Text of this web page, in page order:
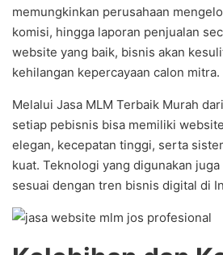
memungkinkan perusahaan
komisi, hingga laporan penjualan
website yang baik, bisnis akan
kehilangan kepercayaan calon mitra.
Melalui Jasa MLM Terbaik Murah
setiap pebisnis bisa memiliki
elegan, kecepatan tinggi, serta
kuat. Teknologi yang digunakan
sesuai dengan tren bisnis digital di